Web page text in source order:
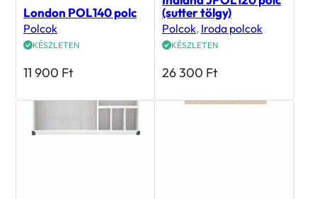
London POL140 polc
Polcok
KÉSZLETEN
11 900 Ft
(sutter tölgy)
Polcok, Iroda polcok
KÉSZLETEN
26 300 Ft